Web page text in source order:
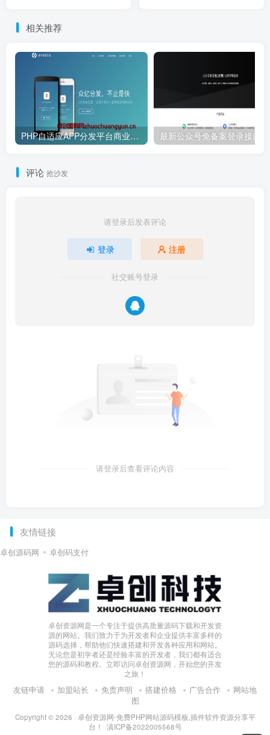
相关推荐
PHP自适应APP分发平台商业版源码下载 – IPA/APK双端稳定分发系统，取代Pre.im就上卓创源码网！
评论 抢沙发
请登录后发表评论
登录 注册
社交账号登录
请登录后查看评论内容
友情链接
卓创源码网 卓创码支付
卓创资源网是一个专注于提供高质量源码下载和开发资
源的网站。我们致力于为开发者和企业提供丰富多样的
源码选择，帮助他们快速搭建和开发各种应用和网站。
无论您是初学者还是经验丰富的开发者，我们都有适合
您的源码和教程。立即访问卓创资源网，开始您的开发
之旅！
友链申请 加盟站长 免责声明 搭建价格 广告合作
网站地
图
Copyright © 2026 · 卓创资源网-免费PHP网站源码模板,插件软件资源分享平
台！ ·滇ICP备2022005568号